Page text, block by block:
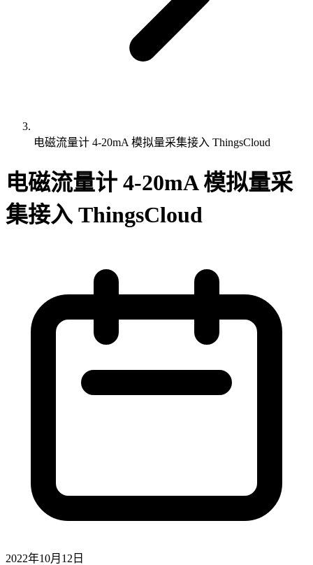
电磁流量计 4-20mA 模拟量采集接入 ThingsCloud
电磁流量计 4-20mA 模拟量采
集接入 ThingsCloud
2022年10月12日